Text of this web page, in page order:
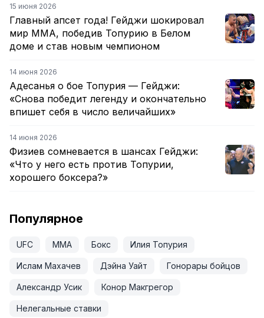
15 июня 2026
Главный апсет года! Гейджи шокировал
мир ММА, победив Топурию в Белом
доме и став новым чемпионом
14 июня 2026
Адесанья о бое Топурия — Гейджи:
«Снова победит легенду и окончательно
впишет себя в число величайших»
14 июня 2026
Физиев сомневается в шансах Гейджи:
«Что у него есть против Топурии,
хорошего боксера?»
Популярное
UFC ММА Бокс Илия Топурия
Ислам Махачев Дэйна Уайт Гонорары бойцов
Александр Усик Конор Макгрегор
Нелегальные ставки